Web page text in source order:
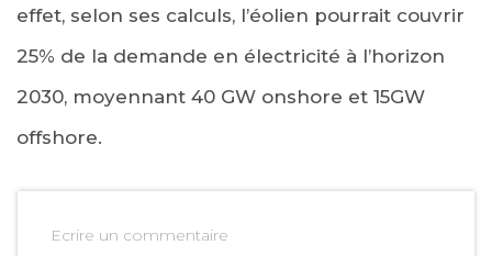
effet, selon ses calculs, l’éolien pourrait couvrir
25% de la demande en électricité à l’horizon
2030, moyennant 40 GW onshore et 15GW
offshore.
Ecrire un commentaire